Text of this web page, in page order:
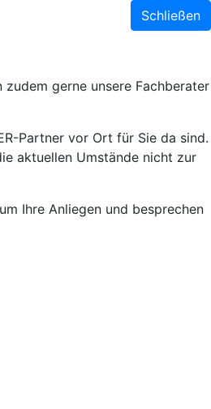
Schließen
gerne unsere Fachberater
Partner vor Ort für Sie da sind.
aktuellen Umstände nicht zur
Ihre Anliegen und besprechen